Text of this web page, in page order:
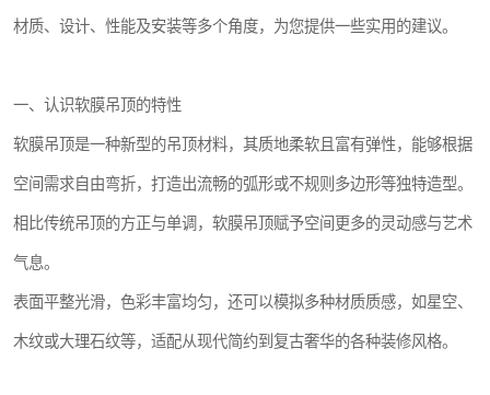
材质、设计、性能及安装等多个角度，为您提供一些实用的建议。
一、认识软膜吊顶的特性
软膜吊顶是一种新型的吊顶材料，其质地柔软且富有弹性，能够根据
空间需求自由弯折，打造出流畅的弧形或不规则多边形等独特造型。
相比传统吊顶的方正与单调，软膜吊顶赋予空间更多的灵动感与艺术
气息。
表面平整光滑，色彩丰富均匀，还可以模拟多种材质质感，如星空、
木纹或大理石纹等，适配从现代简约到复古奢华的各种装修风格。